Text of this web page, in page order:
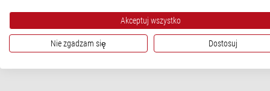
Akceptuj wszystko
Nie zgadzam się Dostosuj